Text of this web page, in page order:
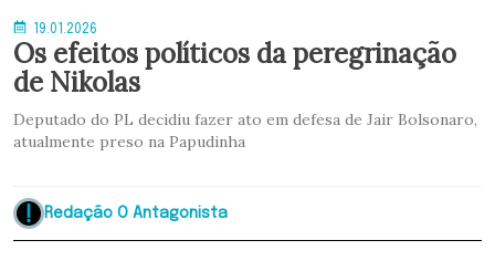
19.01.2026
Os efeitos políticos da peregrinação
de Nikolas
Deputado do PL decidiu fazer ato em defesa de Jair Bolsonaro,
atualmente preso na Papudinha
Redação O Antagonista